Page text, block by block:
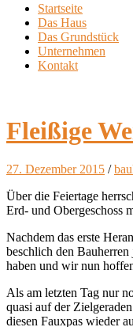
Startseite
Das Haus
Das Grundstück
Unternehmen
Kontakt
Fleißige
27. Dezember 2015 /
Über die Feiertage
Erd- und Obergeschoss
Nachdem das erste
beschlich den
haben und wir nun
Als am letzten Tag nur
quasi auf der
diesen Fauxpas wieder